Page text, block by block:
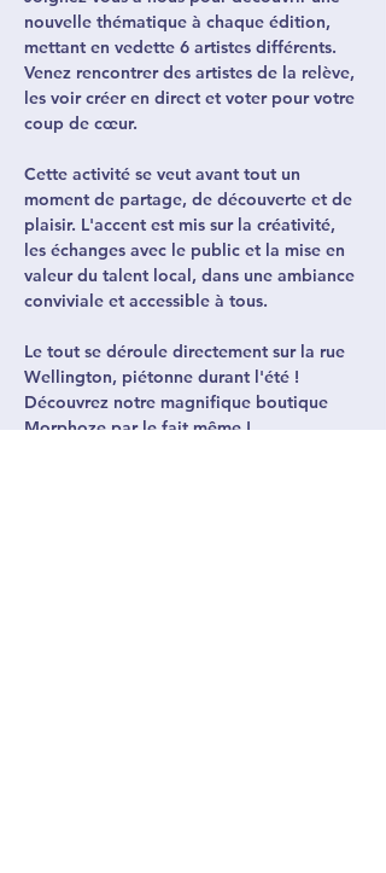
nouvelle thématique à chaque édition,
mettant en vedette 6 artistes différents.
Venez rencontrer des artistes de la relève,
les voir créer en direct et voter pour votre
coup de cœur.
Cette activité se veut avant tout un
moment de partage, de découverte et de
plaisir. L'accent est mis sur la créativité,
les échanges avec le public et la mise en
valeur du talent local, dans une ambiance
conviviale et accessible à tous.
Le tout se déroule directement sur la rue
Wellington, piétonne durant l'été !
Découvrez notre magnifique boutique
Morphoze par le fait même !